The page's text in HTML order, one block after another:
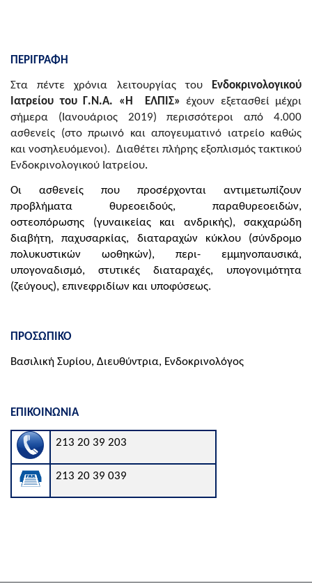
ΠΕΡΙΓΡΑΦΗ
Στα πέντε χρόνια λειτουργίας του
Ενδοκρινολογικού
Ιατρείου του Γ.Ν.Α. «Η
ΕΛΠΙΣ» έχουν εξετασθεί μέχρι
σήμερα (Ιανουάριος 2019) περισσότεροι από 4.000
ασθενείς (στο πρωινό και απογευματινό ιατρείο καθώς
καινοσηλευόμενοι). Διαθέτει πλήρης εξοπλισμός τακτικού
Ενδοκρινολογικού Ιατρείου.
Οι ασθενείς που προσέρχονται αντιμετωπίζουν
προβλήματα θυρεοειδούς, παραθυρεοειδών,
οστεοπόρωσης (γυναικείας και ανδρικής), σακχαρώδη
διαβήτη, παχυσαρκίας, διαταραχών κύκλου (σύνδρομο
πολυκυστικών ωοθηκών), περι- εμμηνοπαυσικά,
υπογοναδισμό, στυτικές διαταραχές, υπογονιμότητα
(ζεύγους), επινεφριδίων και υποφύσεως.
ΠΡΟΣΩΠΙΚΟ
Βασιλική Συρίου, Διευθύντρια, Ενδοκρινολόγος
ΕΠΙΚΟΙΝΩΝΙΑ
213 20 39 203
213 20 39 039